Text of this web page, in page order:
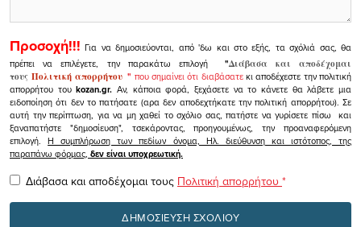
Προσοχή!!! Για να δημοσιεύονται, από 'δω και στο εξής, τα σχόλιά σας, θα
πρέπει να επιλέγετε, την παρακάτω επιλογή
"Διάβασα και αποδέχομαι
τουςΠολιτική απορρήτου" που σημαίνει ότι διαβάσατεκι αποδέχεστε την πολιτική
απορρήτου τουkozan.gr. Αν, κάποια φορά, ξεχάσετε να το κάνετε θα λάβετε μια
ειδοποίηση ότι δεν το πατήσατε (αρα δεν αποδεχτήκατε την πολιτική απορρήτου). Σε
αυτή την περίπτωση, για να μη χαθεί το σχόλιο σας, πατήστε να γυρίσετε πίσω και
ξαναπατήστε "δημοσίευση", τσεκάροντας, προηγουμένως, την προαναφερόμενη
επιλογή.Η συμπλήρωση των πεδίων όνομα, Ηλ. διεύθυνση και ιστότοπος, της
παραπάνω φόρμας, δεν είναι υποχρεωτική.
Διάβασα και αποδέχομαι τους Πολιτική απορρήτου *